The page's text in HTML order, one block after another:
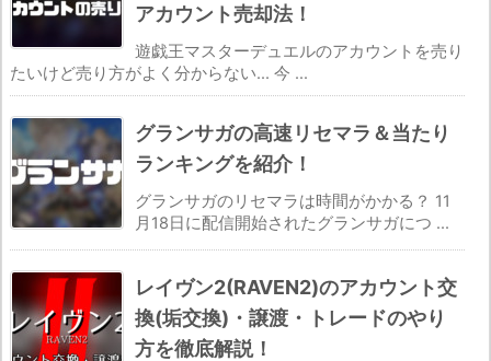
アカウント売却法！
遊戯王マスターデュエルのアカウントを売り
たいけど売り方がよく分からない... 今 ...
グランサガの高速リセマラ＆当たり
ランキングを紹介！
グランサガのリセマラは時間がかかる？ 11
月18日に配信開始されたグランサガにつ ...
レイヴン2(RAVEN2)のアカウント交
換(垢交換)・譲渡・トレードのやり
方を徹底解説！